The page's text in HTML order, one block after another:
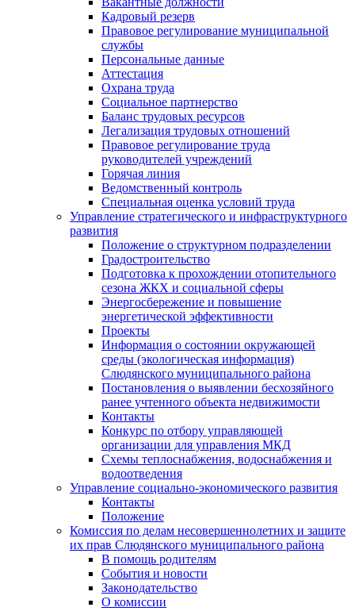
Кадровый резерв
Правовое регулирование муниципальной
службы
Персональные данные
Аттестация
Охрана труда
Социальное партнерство
Баланс трудовых ресурсов
Легализация трудовых отношений
Правовое регулирование труда
руководителей учреждений
Горячая линия
Ведомственный контроль
Специальная оценка условий труда
Управление стратегического и инфраструктурного
развития
Положение о структурном подразделении
Градостроительство
Подготовка к прохождении отопительного
сезона ЖКХ и социальной сферы
Энергосбережение и повышение
энергетической эффективности
Проекты
Информация о состоянии окружающей
среды (экологическая информация)
Слюдянского муниципального района
Постановления о выявлении бесхозяйного
ранее учтенного объекта недвижимости
Контакты
Конкурс по отбору управляющей
организации для управления МКД
Схемы теплоснабжения, водоснабжения и
водоотведения
Управление социально-экономического развития
Контакты
Положение
Комиссия по делам несовершеннолетних и защите
их прав Слюдянского муниципального района
В помощь родителям
События и новости
Законодательство
О комиссии